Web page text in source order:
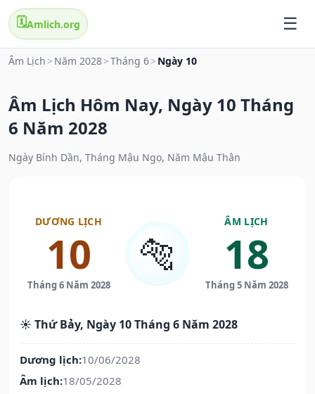
🗓️Amlich.org
Âm Lịch > Năm 2028>Tháng 6> Ngày 10
Âm Lịch Hôm Nay, Ngày 10 Tháng
6 Năm 2028
Ngày Bính Dần, Tháng Mậu Ngọ, Năm Mậu Thân
DƯƠNG LỊCH
10
Tháng 6 Năm 2028
🐅
ÂM LỊCH
18
Tháng 5 Năm 2028
☀️ Thứ Bảy, Ngày 10 Tháng 6 Năm 2028
Dương lịch:10/06/2028
Âm lịch:18/05/2028